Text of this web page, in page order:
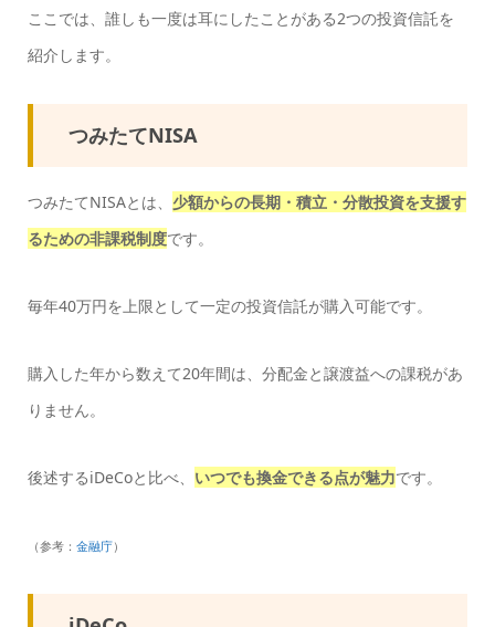
ここでは、誰しも一度は耳にしたことがある2つの投資信託を
紹介します。
つみたてNISA
つみたてNISAとは、 少額からの長期・積立・分散投資を支援す
るための非課税制度です。
毎年40万円を上限として一定の投資信託が購入可能です。
購入した年から数えて20年間は、分配金と譲渡益への課税があ
りません。
後述するiDeCoと比べ、 いつでも換金できる点が魅力です。
（参考： 金融庁）